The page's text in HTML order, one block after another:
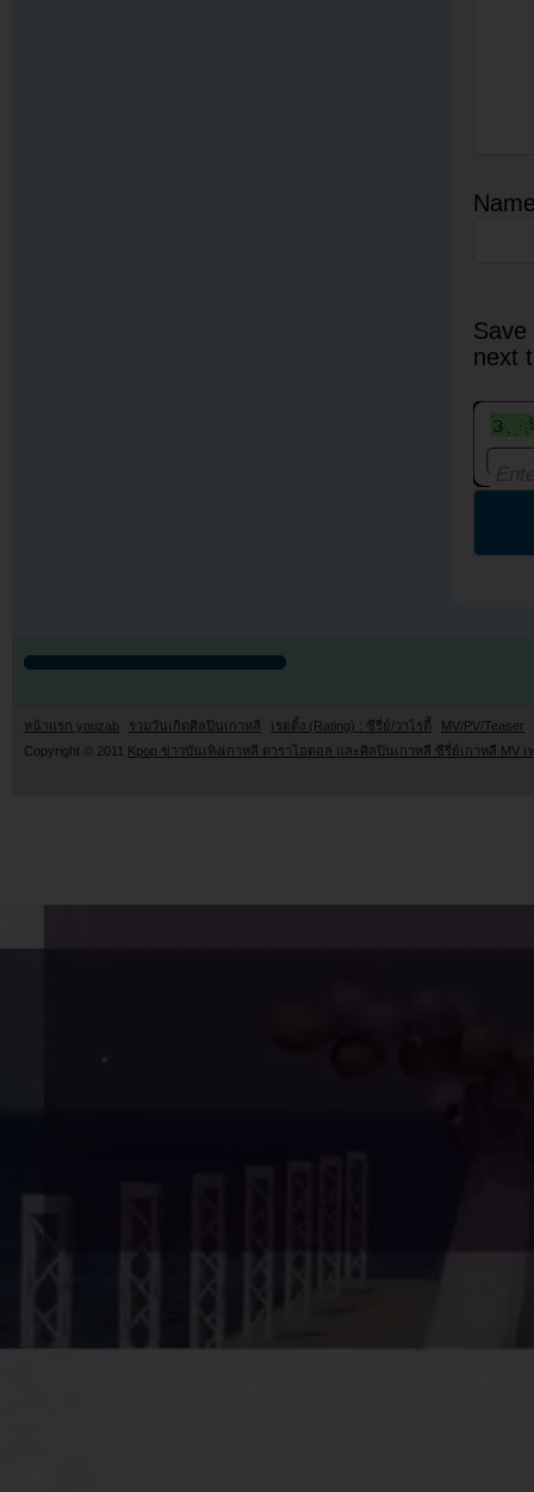
next
หน้าแรก youzab รวมวันเกิดศิลปินเกาหลี เรตติ้ง (Rating) : ซีรี่ย์/วาไรตี้
MV/PV/Teaser
Copyright © 2011
Kpop ข่าวบันเทิงเกาหลี ดาราไอดอล และศิลปินเกาหลี ซีรี่ย์เกาหลี MV